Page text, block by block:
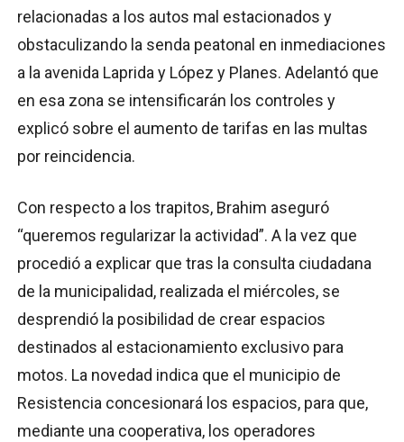
relacionadas a los autos mal estacionados y
obstaculizando la senda peatonal en inmediaciones
a la avenida Laprida y López y Planes. Adelantó que
en esa zona se intensificarán los controles y
explicó sobre el aumento de tarifas en las multas
por reincidencia.
Con respecto a los trapitos, Brahim aseguró
“queremos regularizar la actividad”. A la vez que
procedió a explicar que tras la consulta ciudadana
de la municipalidad, realizada el miércoles, se
desprendió la posibilidad de crear espacios
destinados al estacionamiento exclusivo para
motos. La novedad indica que el municipio de
Resistencia concesionará los espacios, para que,
mediante una cooperativa, los operadores